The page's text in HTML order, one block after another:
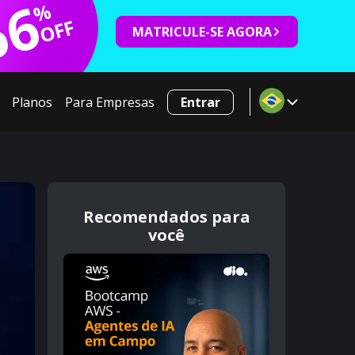
%
OFF MATRICULE-SE AGORA
Planos Para Empresas Entrar
Recomendados para
você